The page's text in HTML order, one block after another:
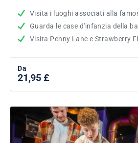
Visita i luoghi associati alla
Guarda le case d'infanzia della
Visita Penny Lane e Strawberry
Da
21,95 £